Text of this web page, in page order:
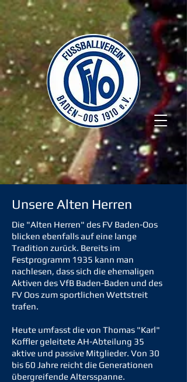
Unsere Alten Herren
Die "Alten Herren" des FV Baden-Oos
blicken ebenfalls auf eine lange
Tradition zurück. Bereits im
Festprogramm 1935 kann man
nachlesen, dass sich die ehemaligen
Aktiven des VfB Baden-Baden und des
FV Oos zum sportlichen Wettstreit
trafen.
Heute umfasst die von Thomas "Karl"
Koffler geleitete AH-Abteilung 35
aktive und passive Mitglieder. Von 30
bis 60 Jahre reicht die Generationen
übergreifende Altersspanne.